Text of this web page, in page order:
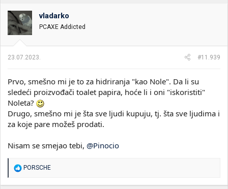
vladarko
PCAXE Addicted
23.07.2023. #11.939
Prvo, smešno mi je to za hidriranja "kao Nole". Da li su
sledeći proizvođači toalet papira, hoće li i oni "iskoristiti"
Noleta?
Drugo, smešno mi je šta sve ljudi kupuju, tj. šta sve ljudima i
za koje pare možeš prodati.
Nisam se smejao tebi, @Pinocio
R
a
PORSCHE